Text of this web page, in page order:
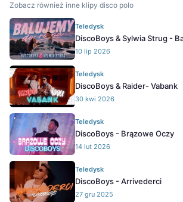
Zobacz również inne klipy disco polo
Teledysk
DiscoBoys & Sylwia Strug -
10 lip 2026
Teledysk
DiscoBoys & Raider- Vabank
30 kwi 2026
Teledysk
DiscoBoys - Brązowe Oczy
14 lut 2026
Teledysk
DiscoBoys - Arrivederci
27 gru 2025